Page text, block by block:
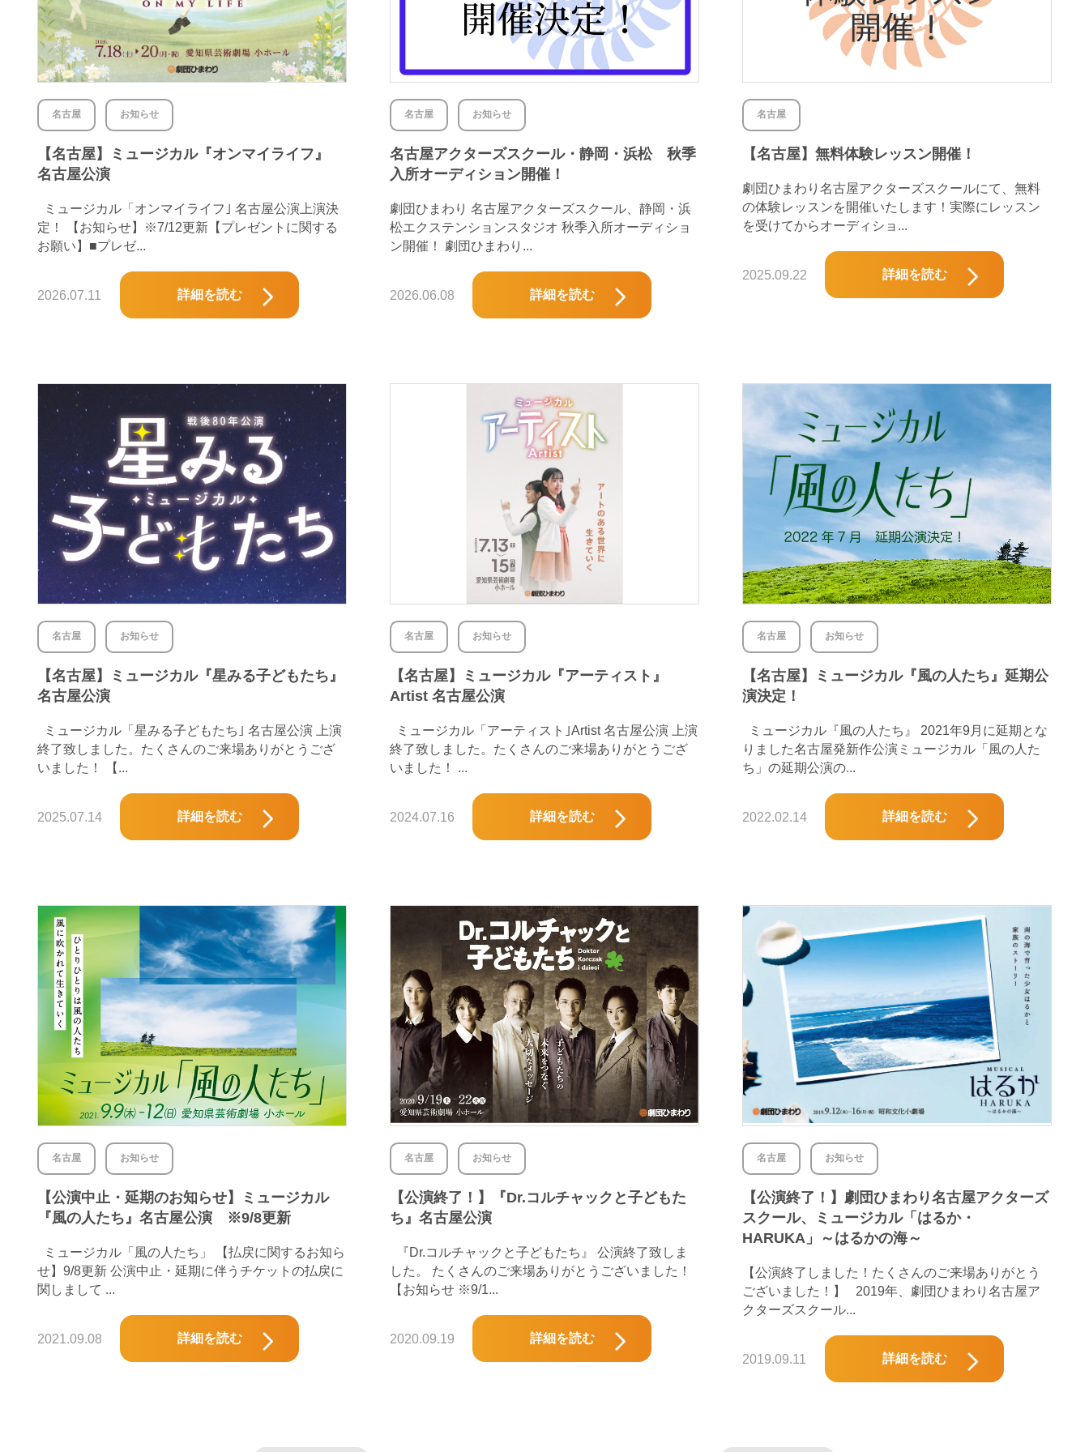
名古屋 お知らせ
【名古屋】ミュージカル『オンマイライフ』
名古屋公演
ミュージカル「オンマイライフ｣ 名古屋公演上演決
定！ 【お知らせ】※7/12更新【プレゼントに関する
お願い】■プレゼ...
2026.07.11 詳細を読む
名古屋 お知らせ
名古屋アクターズスクール・静岡・浜松 秋季
入所オーディション開催！
劇団ひまわり 名古屋アクターズスクール、静岡・浜
松エクステンションスタジオ 秋季入所オーディショ
ン開催！ 劇団ひまわり...
2026.06.08 詳細を読む
名古屋
【名古屋】無料体験レッスン開催！
劇団ひまわり名古屋アクターズスクールにて、無料
の体験レッスンを開催いたします！実際にレッスン
を受けてからオーディショ...
2025.09.22 詳細を読む
名古屋 お知らせ
【名古屋】ミュージカル『星みる子どもたち』
名古屋公演
ミュージカル「星みる子どもたち｣ 名古屋公演 上演
終了致しました。たくさんのご来場ありがとうござ
いました！ 【...
2025.07.14 詳細を読む
名古屋 お知らせ
【名古屋】ミュージカル『アーティスト』
Artist 名古屋公演
ミュージカル「アーティスト｣Artist 名古屋公演 上演
終了致しました。たくさんのご来場ありがとうござ
いました！ ...
2024.07.16 詳細を読む
名古屋 お知らせ
【名古屋】ミュージカル『風の人たち』延期公
演決定！
ミュージカル『風の人たち』 2021年9月に延期とな
りました名古屋発新作公演ミュージカル「風の人た
ち」の延期公演の...
2022.02.14 詳細を読む
名古屋 お知らせ
【公演中止・延期のお知らせ】ミュージカル
『風の人たち』名古屋公演 ※9/8更新
ミュージカル「風の人たち」 【払戻に関するお知ら
せ】9/8更新 公演中止・延期に伴うチケットの払戻に
関しまして ...
2021.09.08 詳細を読む
名古屋 お知らせ
【公演終了！】『Dr.コルチャックと子どもた
ち』名古屋公演
『Dr.コルチャックと子どもたち』 公演終了致しま
した。 たくさんのご来場ありがとうございました！
【お知らせ ※9/1...
2020.09.19 詳細を読む
名古屋 お知らせ
【公演終了！】劇団ひまわり名古屋アクターズ
スクール、ミュージカル「はるか・
HARUKA」～はるかの海～
【公演終了しました！たくさんのご来場ありがとう
ございました！】 2019年、劇団ひまわり名古屋ア
クターズスクール...
2019.09.11 詳細を読む